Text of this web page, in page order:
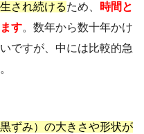
され続けるため、 時間と
す。数年から数十年かけ
ですが、中には比較的急
ずみ）の大きさや形状が